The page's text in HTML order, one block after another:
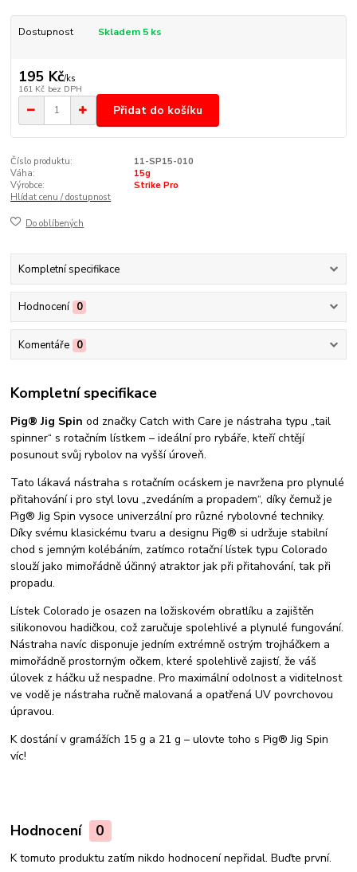
Dostupnost Skladem 5 ks
195 Kč/ks
161 Kč bez DPH
Přidat do košíku
Číslo produktu:
11-SP15-010
Váha:
15g
Výrobce:
Strike Pro
Hlídat cenu / dostupnost
Do oblíbených
Kompletní specifikace
Hodnocení 0
Komentáře 0
Kompletní specifikace
Pig® Jig Spin od značky Catch with Care je nástraha typu „tail
spinner“ s rotačním lístkem – ideální pro rybáře, kteří chtějí
posunout svůj rybolov na vyšší úroveň.
Tato lákavá nástraha s rotačním ocáskem je navržena pro plynulé
přitahování i pro styl lovu „zvedáním a propadem“, díky čemuž je
Pig® Jig Spin vysoce univerzální pro různé rybolovné techniky.
Díky svému klasickému tvaru a designu Pig® si udržuje stabilní
chod s jemným kolébáním, zatímco rotační lístek typu Colorado
slouží jako mimořádně účinný atraktor jak při přitahování, tak při
propadu.
Lístek Colorado je osazen na ložiskovém obratlíku a zajištěn
silikonovou hadičkou, což zaručuje spolehlivé a plynulé fungování.
Nástraha navíc disponuje jedním extrémně ostrým trojháčkem a
mimořádně prostorným očkem, které spolehlivě zajistí, že váš
úlovek z háčku už nespadne. Pro maximální odolnost a viditelnost
ve vodě je nástraha ručně malovaná a opatřená UV povrchovou
úpravou.
K dostání v gramážích 15 g a 21 g – ulovte toho s Pig® Jig Spin
víc!
Hodnocení 0
K tomuto produktu zatím nikdo hodnocení nepřidal. Buďte první.